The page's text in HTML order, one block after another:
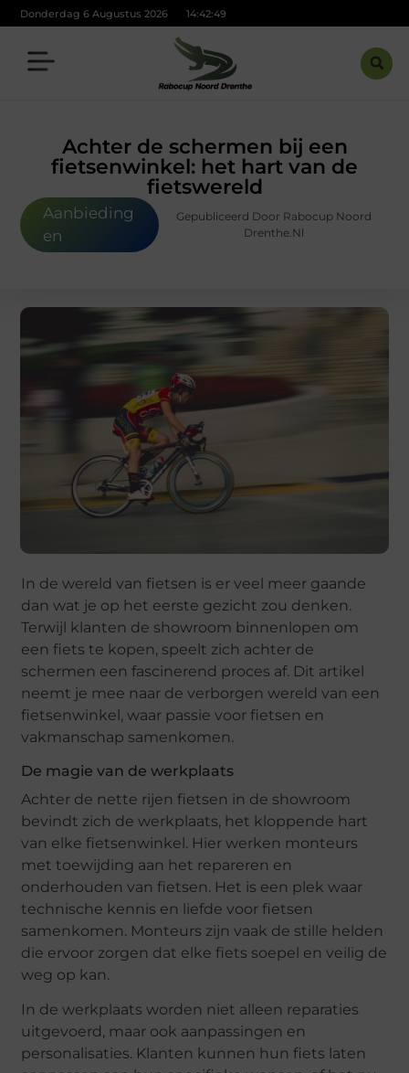
Donderdag 6 Augustus 2026 14:42:51
Achter de schermen bij een
fietsenwinkel: het hart van de
fietswereld
Aanbieding
en
Gepubliceerd Door Rabocup Noord
Drenthe.nl
In de wereld van fietsen is er veel meer gaande
dan wat je op het eerste gezicht zou denken.
Terwijl klanten de showroom binnenlopen om
een fiets te kopen, speelt zich achter de
schermen een fascinerend proces af. Dit artikel
neemt je mee naar de verborgen wereld van een
fietsenwinkel, waar passie voor fietsen en
vakmanschap samenkomen.
De magie van de werkplaats
Achter de nette rijen fietsen in de showroom
bevindt zich de werkplaats, het kloppende hart
van elke fietsenwinkel. Hier werken monteurs
met toewijding aan het repareren en
onderhouden van fietsen. Het is een plek waar
technische kennis en liefde voor fietsen
samenkomen. Monteurs zijn vaak de stille helden
die ervoor zorgen dat elke fiets soepel en veilig de
weg op kan.
In de werkplaats worden niet alleen reparaties
uitgevoerd, maar ook aanpassingen en
personalisaties. Klanten kunnen hun fiets laten